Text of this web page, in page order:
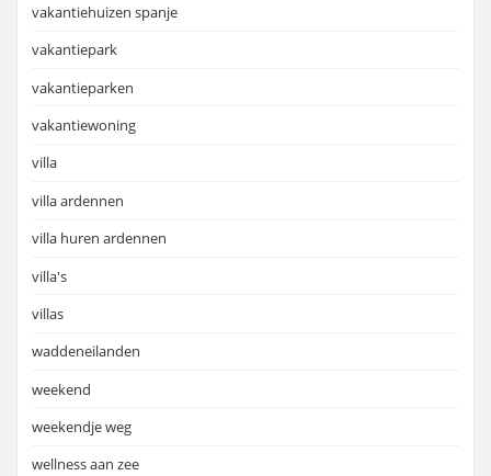
vakantiehuizen spanje
vakantiepark
vakantieparken
vakantiewoning
villa
villa ardennen
villa huren ardennen
villa's
villas
waddeneilanden
weekend
weekendje weg
wellness aan zee